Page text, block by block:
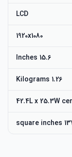
LCD
1920x1080
15.6 Inches
1.26 Kilograms
42.4L x 25.3W